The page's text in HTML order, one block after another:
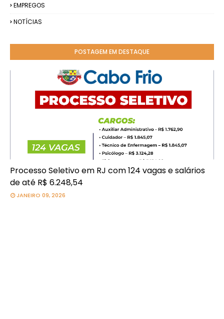
EMPREGOS
NOTÍCIAS
POSTAGEM EM DESTAQUE
Processo Seletivo em RJ com 124 vagas e salários
de até R$ 6.248,54
JANEIRO 09, 2026